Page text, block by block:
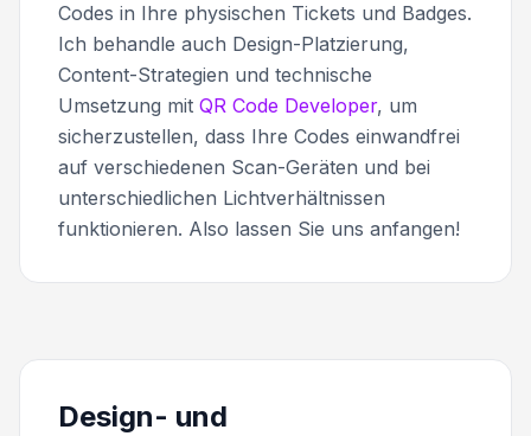
Codes in Ihre physischen Tickets und Badges.
Ich behandle auch Design-Platzierung,
Content-Strategien und technische
Umsetzung mit QR Code Developer, um
sicherzustellen, dass Ihre Codes einwandfrei
auf verschiedenen Scan-Geräten und bei
unterschiedlichen Lichtverhältnissen
funktionieren. Also lassen Sie uns anfangen!
Design- und